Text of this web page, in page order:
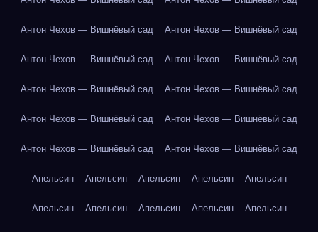
Антон Чехов — Вишнёвый сад Антон Чехов — Вишнёвый сад
Антон Чехов — Вишнёвый сад Антон Чехов — Вишнёвый сад
Антон Чехов — Вишнёвый сад Антон Чехов — Вишнёвый сад
Антон Чехов — Вишнёвый сад Антон Чехов — Вишнёвый сад
Антон Чехов — Вишнёвый сад Антон Чехов — Вишнёвый сад
Апельсин Апельсин Апельсин Апельсин Апельсин
Апельсин Апельсин Апельсин Апельсин Апельсин